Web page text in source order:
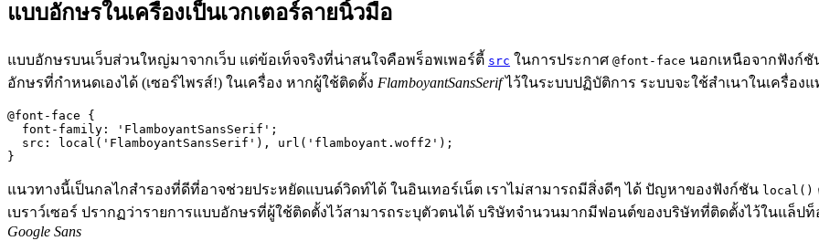
แบบอักษรในเครื่องเป็นเวกเตอร์ลายนิ้วมือ
แบบอักษรบนเว็บส่วนใหญ่มาจากเว็บ แต่ข้อเท็จจริงที่น่าสนใจคือพร็อพเพอร์ตี้ src ในการประกาศ @font-face นอกเหนือจากฟังก์ชั
อักษรที่กำหนดเองได้ (เซอร์ไพรส์!) ในเครื่อง หากผู้ใช้ติดตั้ง FlamboyantSansSerifไว้ในระบบปฏิบัติการ ระบบจะใช้สำเนาในเครื่อง
@font-face
{
font-family : 'FlamboyantSansSerif' ;
src : local ( 'FlamboyantSansSerif' ), url ( 'flamboyant.woff2' );
}
แนวทางนี้เป็นกลไกสำรองที่ดีที่อาจช่วยประหยัดแบนด์วิดท์ได้ ในอินเทอร์เน็ต เราไม่สามารถมีสิ่งดีๆ ได้ ปัญหาของฟังก์ชัน local()
เบราว์เซอร์ ปรากฏว่ารายการแบบอักษรที่ผู้ใช้ติดตั้งไว้สามารถระบุตัวตนได้ บริษัทจำนวนมากมีฟอนต์ของบริษัทที่ติดตั้งไว้ในแล็ป
Google Sans